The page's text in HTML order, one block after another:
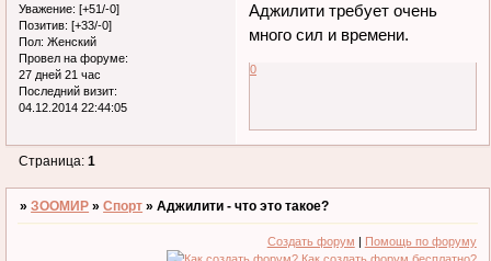
Уважение: [+51/-0]
Позитив: [+33/-0]
Пол: Женский
Провел на форуме:
27 дней 21 час
Последний визит:
04.12.2014 22:44:05
Аджилити требует очень
много сил и времени.
0
Страница:1
»ЗООМИР »Спорт »Аджилити - что это такое?
Создать форум | Помощь по форуму